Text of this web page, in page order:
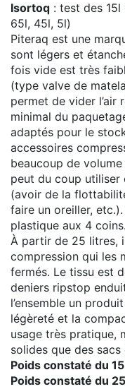
Isortoq : test des
65l, 45l, 5l)
Piteraq est une
sont légers et
fois vide est très
(type valve de
permet de vider l’air
minimal du
adaptés pour le
accessoires
beaucoup de volume
peut du coup
(avoir de la
faire un oreiller,
plastique aux 4 coins.
À partir de 25 litres,
compression qui les
fermés. Le tissu est
deniers ripstop
l’ensemble un
légèreté et la
usage très pratique,
solides que des
Poids constaté du
Poids constaté du